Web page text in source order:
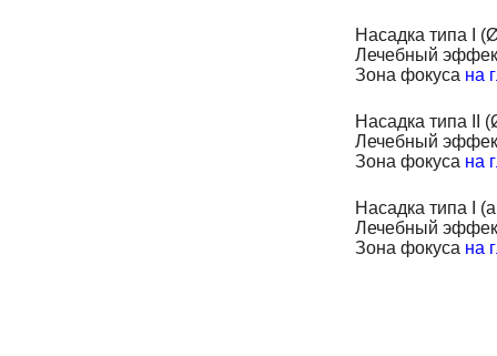
Насадка типа I
Лечебный
Зона фокуса на
Насадка типа II
Лечебный
Зона фокуса на
Насадка типа I
Лечебный
Зона фокуса на